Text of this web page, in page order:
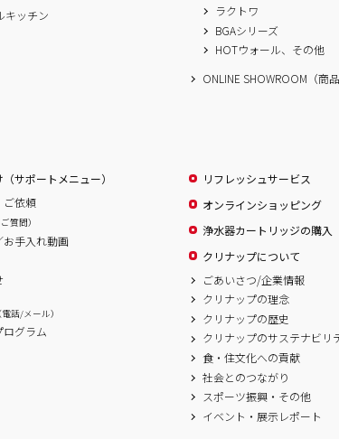
キッチン
ラクトワ
BGAシリーズ
HOTウォール、その他
ONLINE SHOWROOM（商品
サポートメニュー）
ご依頼
質問）
手入れ動画
（電話/メール）
ログラム
リフレッシュサービス
オンラインショッピング
浄水器カートリッジの購入
クリナップについて
ごあいさつ/企業情報
クリナップの理念
クリナップの歴史
クリナップのサステナビリ
食・住文化への貢献
社会とのつながり
スポーツ振興・その他
イベント・展示レポート